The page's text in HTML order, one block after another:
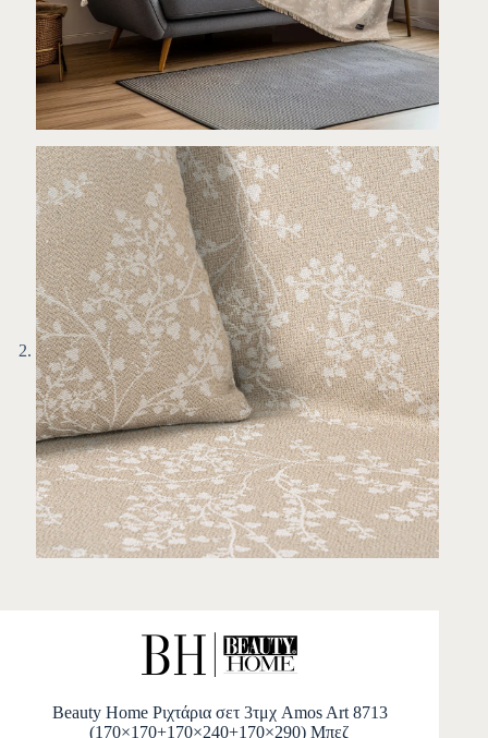
Beauty Home Ριχτάρια σετ 3τμχ Amos Art 8713
(170×170+170×240+170×290) Μπεζ